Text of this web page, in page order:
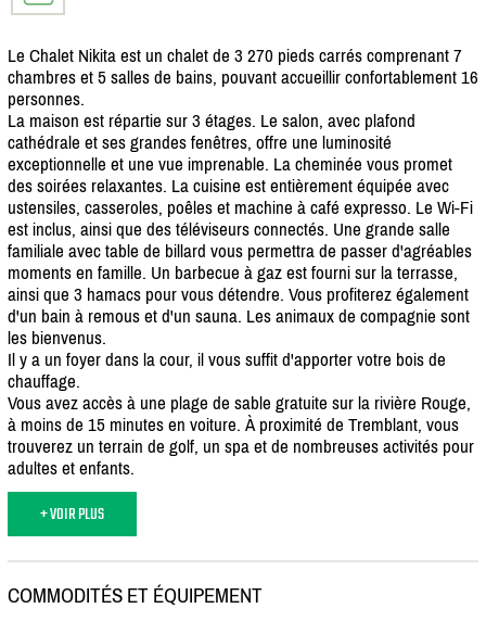
Le Chalet Nikita est un chalet de 3 270 pieds carrés comprenant 7
chambres et 5 salles de bains, pouvant accueillir confortablement 16
personnes.
La maison est répartie sur 3 étages. Le salon, avec plafond
cathédrale et ses grandes fenêtres, offre une luminosité
exceptionnelle et une vue imprenable. La cheminée vous promet
des soirées relaxantes. La cuisine est entièrement équipée avec
ustensiles, casseroles, poêles et machine à café expresso. Le Wi-Fi
est inclus, ainsi que des téléviseurs connectés. Une grande salle
familiale avec table de billard vous permettra de passer d'agréables
moments en famille. Un barbecue à gaz est fourni sur la terrasse,
ainsi que 3 hamacs pour vous détendre. Vous profiterez également
d'un bain à remous et d'un sauna. Les animaux de compagnie sont
les bienvenus.
Il y a un foyer dans la cour, il vous suffit d'apporter votre bois de
chauffage.
Vous avez accès à une plage de sable gratuite sur la rivière Rouge,
à moins de 15 minutes en voiture. À proximité de Tremblant, vous
trouverez un terrain de golf, un spa et de nombreuses activités pour
adultes et enfants.
+ VOIR PLUS
COMMODITÉS ET ÉQUIPEMENT